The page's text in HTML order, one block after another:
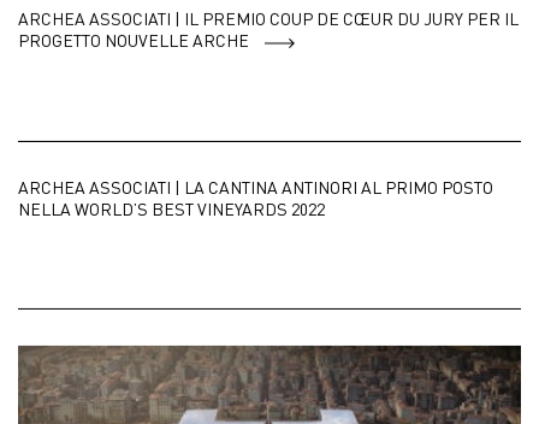
ARCHEA ASSOCIATI | IL PREMIO COUP DE CŒUR DU JURY PER IL
PROGETTO NOUVELLE ARCHE
ARCHEA ASSOCIATI | LA CANTINA ANTINORI AL PRIMO POSTO
NELLA WORLD’S BEST VINEYARDS 2022